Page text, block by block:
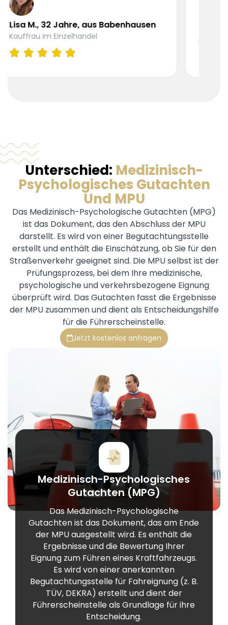
aus Babenhausen
Babenhausen
KFZ-Mechatroniker
Unterschied: Medizinisch-
Psychologisches Gutachten
Und MPU
Das Medizinisch-Psychologische Gutachten (MPG)
ist das Dokument, das den Abschluss der MPU
darstellt. Es wird von einer Begutachtungsstelle
erstellt und enthält die Einschätzung, ob Sie für den
Straßenverkehr geeignet sind. Die MPU selbst ist der
Prüfungsprozess, bei dem Ihre medizinische,
psychologische und verkehrsbezogene Eignung
überprüft wird. Das Gutachten fasst die Ergebnisse
der MPU zusammen und dient als Entscheidungshilfe
für die Führerscheinstelle.
Jetzt kostenlos anfragen
Medizinisch-Psychologisches
Gutachten (MPG)
Das Medizinisch-Psychologische
Gutachten ist das Dokument, das am Ende
der MPU ausgestellt wird. Es enthält die
Ergebnisse und die Bewertung Ihrer
Eignung zum Führen eines Kraftfahrzeugs.
Es wird von einer anerkannten
Begutachtungsstelle für Fahreignung (z. B.
TÜV, DEKRA) erstellt und dient der
Führerscheinstelle als Grundlage für ihre
Entscheidung.